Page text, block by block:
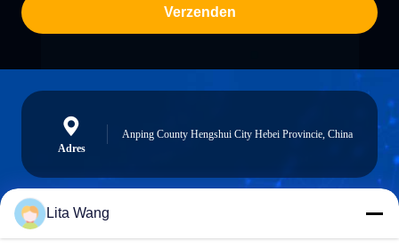
Verzenden
Adres
Anping County Hengshui City Hebei Provincie, China
lita@screenmeshnet.com
Lita Wang